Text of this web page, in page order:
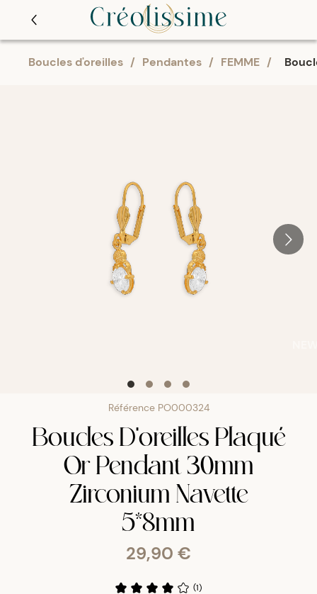
Boucles d'oreilles / Pendantes / FEMME /
Référence PO000324
Boucles D'oreilles Plaqué
Or Pendant 30mm
Zirconium Navette
5*8mm
29,90 €
(1)